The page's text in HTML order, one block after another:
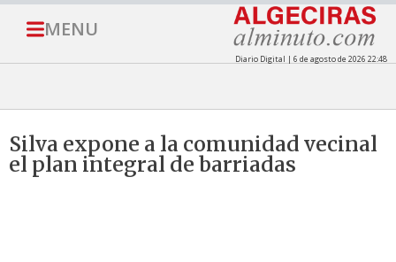
MENU
Diario Digital | 6 de agosto de 2026 22:48
Silva expone a la comunidad vecinal
el plan integral de barriadas